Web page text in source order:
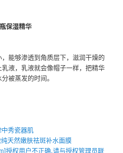
保湿精华
能够渗透到角质层下，滋润干燥的
液，乳液就会像帽子一样，把精华
被蒸发的时间。
秀瓷器肌
天然嫩肤祛斑补水面膜
授权用户不正确,请与授权管理员联